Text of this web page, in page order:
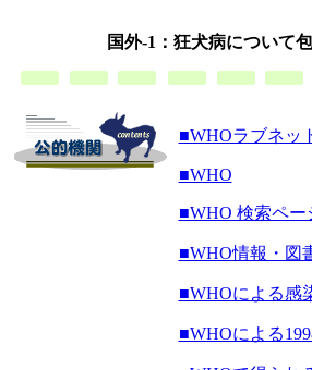
国外-1：狂犬病について
■WHOラブネッ
■WHO
■WHO 検索ペー
■WHO情報・図
■WHOによる感
■WHOによる